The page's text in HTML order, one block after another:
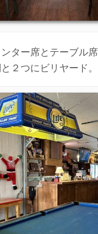
ター席とテーブル
２つにビリヤード。